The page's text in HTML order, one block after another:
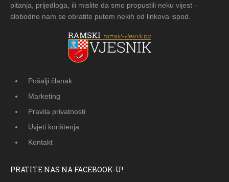
pitanja, prijedloga, ili mislite da smo propustili neku vijest -
slobodno nam se obratite putem nekih od linkova ispod.
Pošalji članak
Marketing
Pravila privatnosti
Uvjeti korištenja
Kontakt
PRATITE NAS NA FACEBOOK-U!